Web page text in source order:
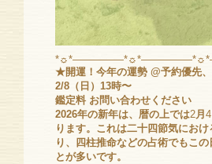
★開運！今年の運勢 @予約優先
2/8（日）13時〜
鑑定料 お問い合わせください
2026年の新年は、暦の上では2月4
ります。これは二十四節気にお
り、四柱推命などの占術でもこの
とが多いです。